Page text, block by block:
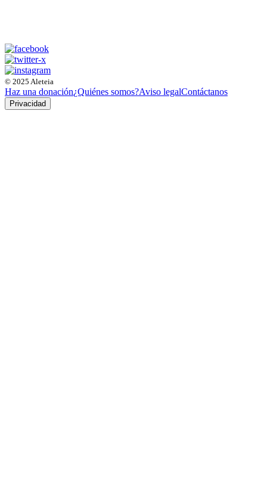
© 2025 Aleteia
Haz una donación¿Quiénes somos?Aviso legalContáctanos
Privacidad